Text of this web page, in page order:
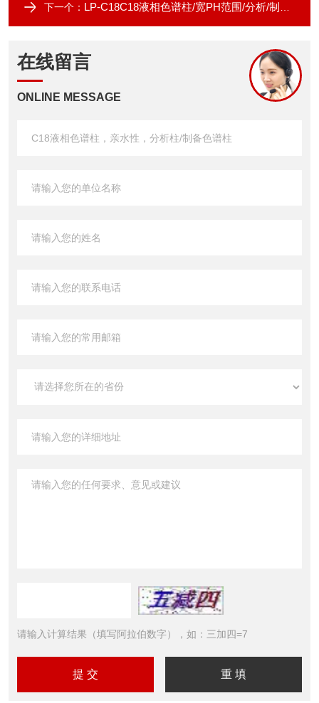
下一个： LP-C18C18液相色谱柱/宽PH范围/分析/制备柱
在线留言
ONLINE MESSAGE
请输入计算结果（填写阿拉伯数字），如：三加四=7